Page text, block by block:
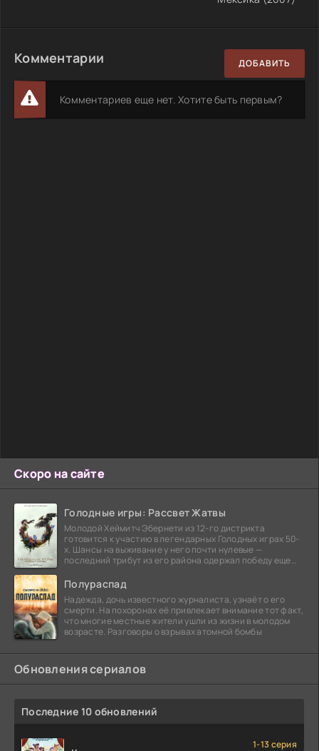
Скоро на сайте
Голодные игры: Рассвет Жатвы
Молодой Хеймитч Эбернети из 12-го дистрикта
готовится к участию в легендарных Голодных играх 50-
х. Шансы на выживание у него почти нулевые —
последний трибут из его района одержал победу еще
Полураспад
Надежда, дочь известного журналиста, узнаёт о его
смерти. На похоронах её привлекает внимание тот факт,
что многие местные жители ушли из жизни в молодом
возрасте. Разговоры о взрывах атомной бомбы
Обновления сериалов
Последние 10 обновлений
1-13 серия
Комментарии ДОБАВИТЬ
Комментариев еще нет. Хотите быть первым?